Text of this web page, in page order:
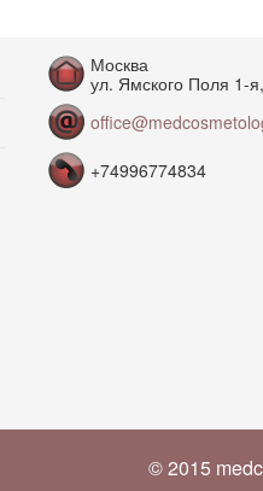
Москва
ул. Ямского Поля 1-
+74996774834
© 2015